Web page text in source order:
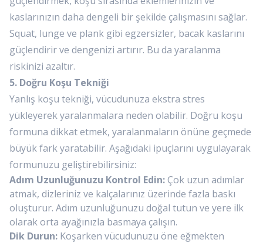
kaslarınızın daha dengeli bir şekilde çalışmasını sağlar.
Squat, lunge ve plank gibi egzersizler, bacak kaslarını
güçlendirir ve dengenizi artırır. Bu da yaralanma
riskinizi azaltır.
5. Doğru Koşu Tekniği
Yanlış koşu tekniği, vücudunuza ekstra stres
yükleyerek yaralanmalara neden olabilir. Doğru koşu
formuna dikkat etmek, yaralanmaların önüne geçmede
büyük fark yaratabilir. Aşağıdaki ipuçlarını uygulayarak
formunuzu geliştirebilirsiniz:
Adım Uzunluğunuzu Kontrol Edin:Çok uzun adımlar
atmak, dizleriniz ve kalçalarınız üzerinde fazla baskı
oluşturur. Adım uzunluğunuzu doğal tutun ve yere ilk
olarak orta ayağınızla basmaya çalışın.
Dik Durun: Koşarken vücudunuzu öne eğmekten